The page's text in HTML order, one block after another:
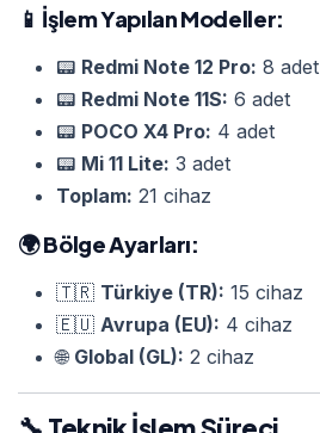
📱 İşlem Yapılan Modeller:
📟 Redmi Note 12 Pro: 8 adet
📟 Redmi Note 11S: 6 adet
📟 POCO X4 Pro: 4 adet
📟 Mi 11 Lite: 3 adet
Toplam: 21 cihaz
🌍Bölge Ayarları:
🇹🇷 Türkiye (TR): 15 cihaz
🇪🇺 Avrupa (EU): 4 cihaz
🌐 Global (GL): 2 cihaz